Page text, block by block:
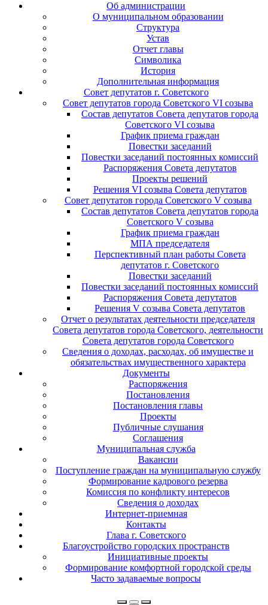
Об администрации
О муниципальном образовании
Структура
Устав
Отчет главы
Символика
История
Дополнительная информация
Совет депутатов г. Советского
Совет депутатов города Советского VI созыва
Состав депутатов Совета депутатов города
Советского VI созыва
График приема граждан
Повестки заседаний
Повестки заседаний постоянных комиссий
Распоряжения Совета депутатов
Проекты решений
Решения VI созыва Совета депутатов
Совет депутатов города Советского V созыва
Состав депутатов Совета депутатов города
Советского V созыва
График приема граждан
МПА председателя
Перспективный план работы Совета
депутатов г. Советского
Повестки заседаний
Повестки заседаний постоянных комиссий
Распоряжения Совета депутатов
Решения V созыва Совета депутатов
Отчет о результатах деятельности председателя
Совета депутатов города Советского, деятельности
Совета депутатов города Советского
Сведения о доходах, расходах, об имуществе и
обязательствах имущественного характера
Документы
Распоряжения
Постановления
Постановления главы
Проекты
Публичные слушания
Соглашения
Муниципальная служба
Вакансии
Поступление граждан на муниципальную службу
Формирование кадрового резерва
Комиссия по конфликту интересов
Сведения о доходах
Интернет-приемная
Контакты
Глава г. Советского
Благоустройство городских пространств
Инициативные проекты
Формирование комфортной городской среды
Часто задаваемые вопросы